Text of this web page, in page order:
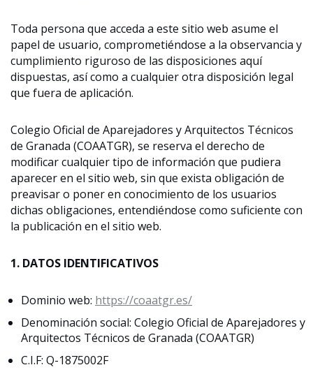
Toda persona que acceda a este sitio web asume el
papel de usuario, comprometiéndose a la observancia y
cumplimiento riguroso de las disposiciones aquí
dispuestas, así como a cualquier otra disposición legal
que fuera de aplicación.
Colegio Oficial de Aparejadores y Arquitectos Técnicos
de Granada (COAATGR), se reserva el derecho de
modificar cualquier tipo de información que pudiera
aparecer en el sitio web, sin que exista obligación de
preavisar o poner en conocimiento de los usuarios
dichas obligaciones, entendiéndose como suficiente con
la publicación en el sitio web.
1. DATOS IDENTIFICATIVOS
Dominio web: https://coaatgr.es/
Denominación social: Colegio Oficial de Aparejadores y
Arquitectos Técnicos de Granada (COAATGR)
C.I.F: Q-1875002F